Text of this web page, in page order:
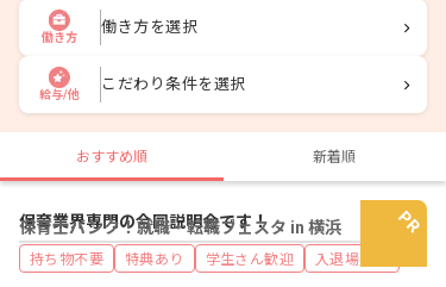
働き方
働き方を選択
給与/他
こだわり条件を選択
おすすめ順 新着順
保育士バンク！就職・転職フェスタ in 横浜
保育業界専門の合同説明会です！
持ち物不要 特典あり 学生さん歓迎 入退場自由